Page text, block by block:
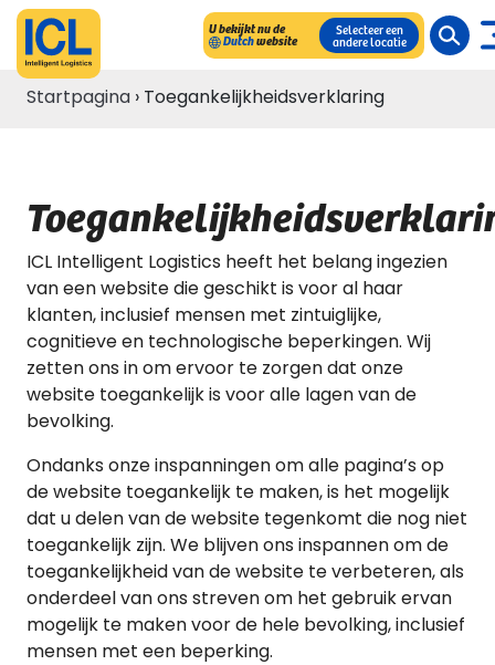
U bekijkt nu de
Dutchwebsite
Selecteer een
andere locatie
Startpagina › Toegankelijkheidsverklaring
ICL Intelligent Logistics heeft het belang ingezien
van een website die geschikt is voor al haar
klanten, inclusief mensen met zintuiglijke,
cognitieve en technologische beperkingen. Wij
zetten ons in om ervoor te zorgen dat onze
website toegankelijk is voor alle lagen van de
bevolking.
Ondanks onze inspanningen om alle pagina’s op
de website toegankelijk te maken, is het mogelijk
dat u delen van de website tegenkomt die nog niet
toegankelijk zijn. We blijven ons inspannen om de
toegankelijkheid van de website te verbeteren, als
onderdeel van ons streven om het gebruik ervan
mogelijk te maken voor de hele bevolking, inclusief
mensen met een beperking.